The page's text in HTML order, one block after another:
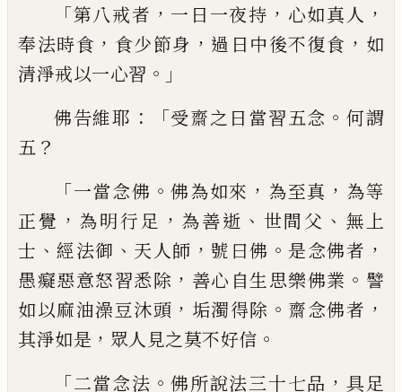
「第八戒者 ， 一日一夜持 ， 心如真人 ，
奉法時食 ， 食少節身 ， 過日中後不復食 ， 如
清淨戒以一心習 。」
佛告維耶 ：「受齋之日當習五念 。 何謂
五 ？
「一當念佛 。佛為如來 ， 為至真 ， 為等
正覺 ， 為明行足 ， 為善逝 、 世間父 、 無上
士 、 經法御 、 天人師 ，號曰佛 。 是念佛者 ，
愚癡惡意怒習悉除 ， 善心 自生思樂佛業 。 譬
如以麻油澡豆沐頭 ， 垢濁得除 。 齋念佛者 ，
其淨如是 ， 眾人見之莫不好信 。
「二當念法 。佛所說法三十七品 ， 具足